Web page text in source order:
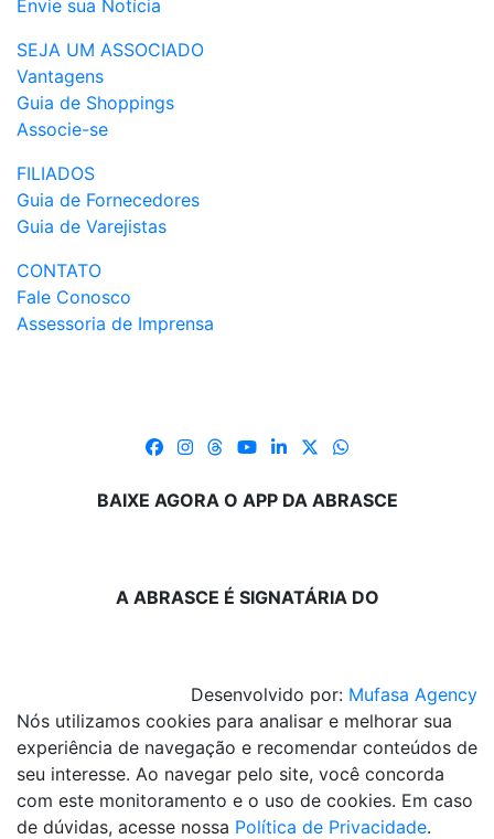
Envie sua Notícia
SEJA UM ASSOCIADO
Vantagens
Guia de Shoppings
Associe-se
FILIADOS
Guia de Fornecedores
Guia de Varejistas
CONTATO
Fale Conosco
Assessoria de Imprensa
BAIXE AGORA O APP DA ABRASCE
A ABRASCE É SIGNATÁRIA DO
Desenvolvido por: Mufasa Agency
Nós utilizamos cookies para analisar e melhorar sua
experiência de navegação e recomendar conteúdos de
seu interesse. Ao navegar pelo site, você concorda
com este monitoramento e o uso de cookies. Em caso
de dúvidas, acesse nossa Política de Privacidade.